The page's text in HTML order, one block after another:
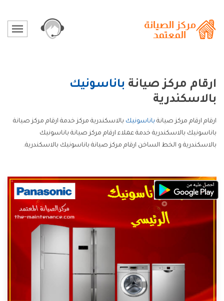
ارقام مركز صيانة باناسونيك
بالاسكندرية
ارقام ارقام مركز صيانة باناسونيك بالاسكندرية مركز خدمة ارقام مركز صيانة
باناسونيك بالاسكندرية خدمة عملاء ارقام مركز صيانة باناسونيك
بالاسكندرية و الخط الساخن ارقام مركز صيانة باناسونيك بالاسكندرية.